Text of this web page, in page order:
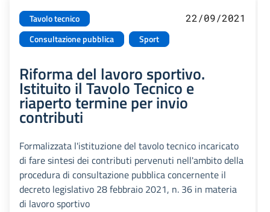
Tavolo tecnico
Consultazione pubblica
Sport
22/09/2021
Riforma del lavoro sportivo.
Istituito il Tavolo Tecnico e
riaperto termine per invio
contributi
Formalizzata l'istituzione del tavolo tecnico incaricato
di fare sintesi dei contributi pervenuti nell'ambito della
procedura di consultazione pubblica concernente il
decreto legislativo 28 febbraio 2021, n. 36 in materia
di lavoro sportivo